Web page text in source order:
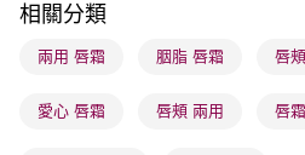
每筆HK$65.00，滿HK$300.00或以上
確認發貨後1-3 工作天送達，訂單將
相關分類
兩用 唇霜 胭脂 唇霜 唇
愛心 唇霜 唇頰 兩用 唇